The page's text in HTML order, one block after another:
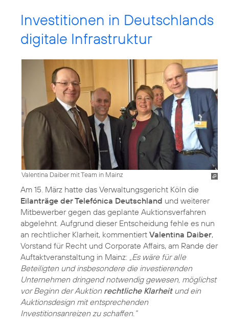
Investitionen in Deutschlands
digitale Infrastruktur
Valentina Daiber mit Team in Mainz
Am 15. März hatte das Verwaltungsgericht Köln die
Eilanträge der Telefónica Deutschland und weiterer
Mitbewerber gegen das geplante Auktionsverfahren
abgelehnt. Aufgrund dieser Entscheidung fehle es nun
an rechtlicher Klarheit, kommentiert Valentina Daiber,
Vorstand für Recht und Corporate Affairs, am Rande der
Auftaktveranstaltung in Mainz: „Es wäre für alle
Beteiligten und insbesondere die investierenden
Unternehmen dringend notwendig gewesen, möglichst
vor Beginn der Auktion rechtliche Klarheitund ein
Auktionsdesign mit entsprechenden
Investitionsanreizen zu schaffen.“